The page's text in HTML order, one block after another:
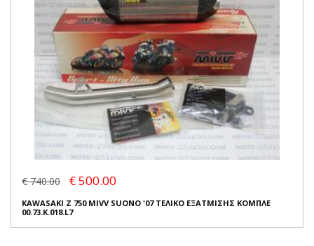
€ 740.00 € 500.00
KAWASAKI Z 750 MIVV SUONO '07 ΤΕΛΙΚΟ ΕΞΑΤΜΙΣΗΣ ΚΟΜΠΛΕ
00.73.K.018.L7